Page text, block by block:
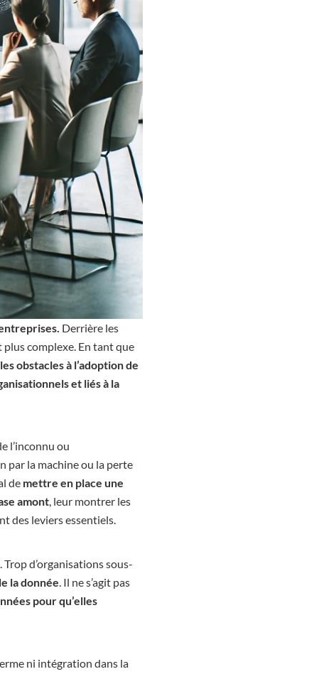
Derrière les
complexe. En tant que
les obstacles à l’adoption de
et liés à la
l’inconnu ou
par la machine ou la perte
de mettre en place une
amont, leur montrer les
des leviers essentiels.
Trop d’organisations sous-
la donnée. Il ne s’agit pas
pour qu’elles
ni intégration dans la